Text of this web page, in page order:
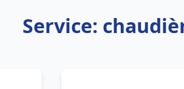
Service: